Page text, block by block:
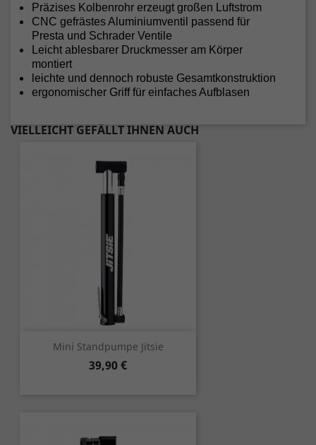
Präzises Kolbenrohr erzeugt großen Luftstrom
CNC gefrästes Aluminiumventil passend für
Presta und Schrader Ventile
Leicht ablesbarer Druckmesser am Körper
montiert
leichte und dennoch robuste Gesamtkonstruktion
ergonomischer Griff für einfaches Aufblasen
VIELLEICHT GEFÄLLT IHNEN AUCH
Mini Standpumpe Jitsie
Preis
39,90 €